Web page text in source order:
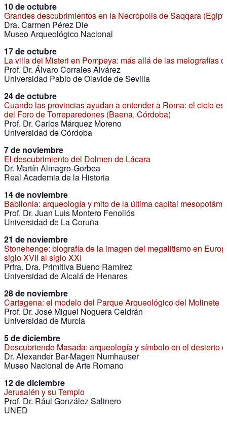
10 de octubre
Grandes descubrimientos en la Necrópolis de Saqqara
Dra. Carmen Pérez Die
Museo Arqueológico Nacional
17 de octubre
La villa dei Misteri en Pompeya: más allá de las melografías
Prof. Dr. Álvaro Corrales Alvárez
Universidad Pablo de Olavide de Sevilla
24 de octubre
Cuando las provincias ayudan a entender a Roma: el ciclo
del Foro de Torreparedones (Baena, Córdoba)
Prof. Dr. Carlos Márquez Moreno
Universidad de Córdoba
7 de noviembre
El descubrimiento del Dolmen de Lácara
Dr. Martín Almagro-Gorbea
Real Academia de la Historia
14 de noviembre
Babilonia: arqueología y mito de la última capital
Prof. Dr. Juan Luis Montero Fenollós
Universidad de La Coruña
21 de noviembre
Stonehenge: biografía de la imagen del megalitismo en
siglo XVII al siglo XXI
Prfra. Dra. Primitiva Bueno Ramírez
Universidad de Alcalá de Henares
28 de noviembre
Cartagena: el modelo del Parque Arqueológico del Molinete
Prof. Dr. José Miguel Noguera Celdrán
Universidad de Murcia
5 de diciembre
Descubriendo Masada: arqueología y símbolo en el desierto
Dr. Alexander Bar-Magen Numhauser
Museo Nacional de Arte Romano
12 de diciembre
Jerusalén y su Templo
Prof. Dr. Rául González Salinero
UNED